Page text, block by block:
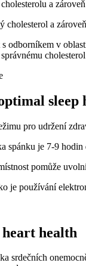
a
cholesterol a
odborníkem v
cholesterol
sleep
pro udržení
spánku je 7-9 hodin
pomůže
je používání
health
srdečních